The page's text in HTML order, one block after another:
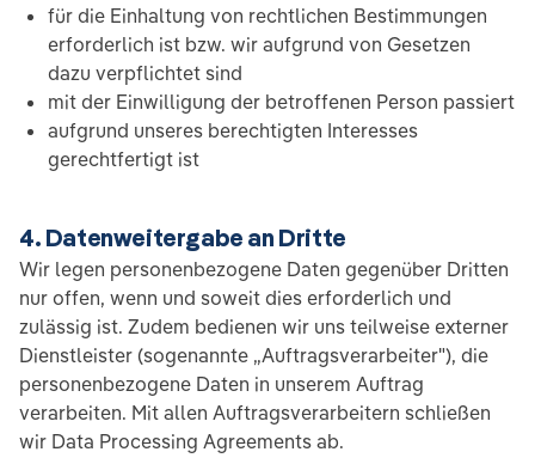
für die Einhaltung von rechtlichen Bestimmungen
erforderlich ist bzw. wir aufgrund von Gesetzen
dazu verpflichtet sind
mit der Einwilligung der betroffenen Person passiert
aufgrund unseres berechtigten Interesses
gerechtfertigt ist
4. Datenweitergabe an Dritte
Wir legen personenbezogene Daten gegenüber Dritten
nur offen, wenn und soweit dies erforderlich und
zulässig ist. Zudem bedienen wir uns teilweise externer
Dienstleister (sogenannte „Auftragsverarbeiter"), die
personenbezogene Daten in unserem Auftrag
verarbeiten. Mit allen Auftragsverarbeitern schließen
wir Data Processing Agreements ab.